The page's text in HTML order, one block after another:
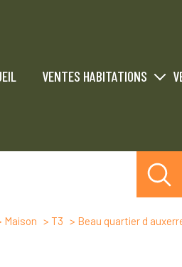
VENTES HABITATIONS
Maison T3 Beau quartier d